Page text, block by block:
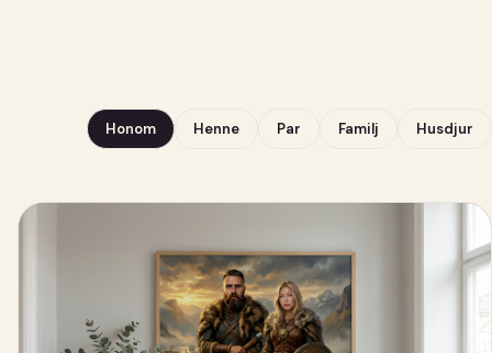
Honom Henne Par Familj Husdjur